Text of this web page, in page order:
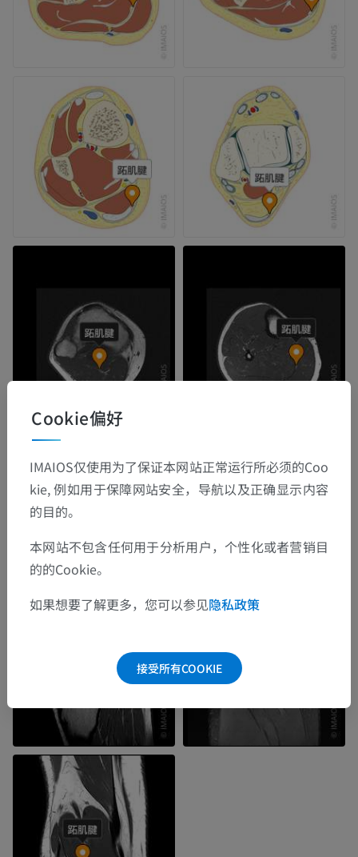
Cookie偏好
IMAIOS仅使用为了保证本网站正常运行所必须的Coo
kie, 例如用于保障网站安全，导航以及正确显示内容
的目的。
本网站不包含任何用于分析用户，个性化或者营销目
的的Cookie。
如果想要了解更多，您可以参见隐私政策
接受所有COOKIE